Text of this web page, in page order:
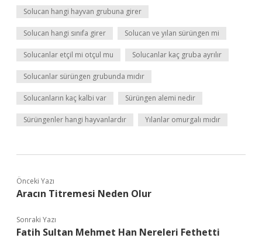
Solucan hangi hayvan grubuna girer
Solucan hangi sınıfa girer Solucan ve yılan sürüngen mi
Solucanlar etçil mi otçul mu Solucanlar kaç gruba ayrılır
Solucanlar sürüngen grubunda mıdır
Solucanların kaç kalbi var Sürüngen alemi nedir
Sürüngenler hangi hayvanlardır Yılanlar omurgalı mıdır
Önceki Yazı
Aracın Titremesi Neden Olur
Sonraki Yazı
Fatih Sultan Mehmet Han Nereleri Fethetti